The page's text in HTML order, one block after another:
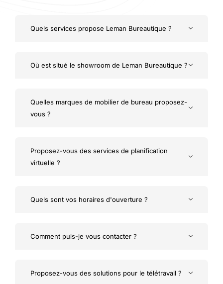
Quels services propose Leman Bureautique ?
Où est situé le showroom de Leman Bureautique ?
Quelles marques de mobilier de bureau proposez-
vous ?
Proposez-vous des services de planification
virtuelle ?
Quels sont vos horaires d'ouverture ?
Comment puis-je vous contacter ?
Proposez-vous des solutions pour le télétravail ?